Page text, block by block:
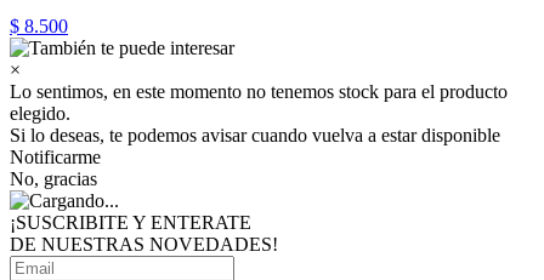
$ 8.500
×
Lo sentimos, en este momento no tenemos stock para el producto
elegido.
Si lo deseas, te podemos avisar cuando vuelva a estar disponible
Notificarme
No, gracias
¡SUSCRIBITE Y ENTERATE
DE NUESTRAS NOVEDADES!